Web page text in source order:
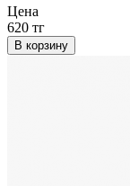
Цена
620 тг
В корзину